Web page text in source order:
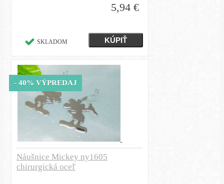
5,94 €
SKLADOM
Náušnice Mickey ny1605
chirurgická oceľ
- 40% VÝPREDAJ